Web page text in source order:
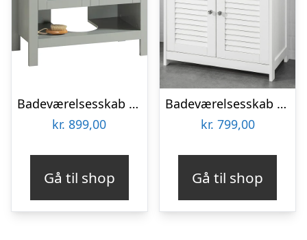
Badeværelsesskab / underskab til vask i moderne stil, D30xB60xH60cm, grå
kr. 899,00
Gå til shop
Badeværelsesskab med plads til vask i bondestil, hvid
kr. 799,00
Gå til shop